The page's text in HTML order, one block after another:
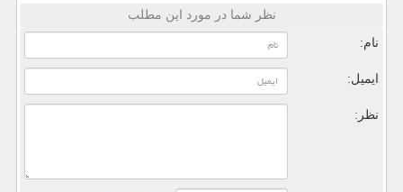
نظر شما در مورد این مطلب
نام:
ایمیل:
نظر: